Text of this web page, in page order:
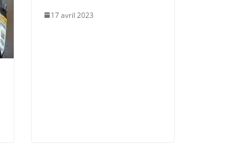
17 avril 2023